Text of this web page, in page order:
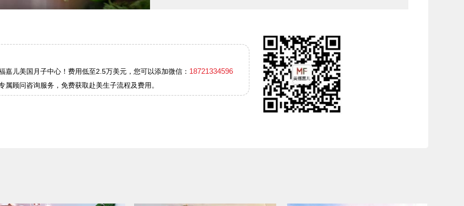
嘉儿美国月子中心！费用低至2.5万美元，您可以添加微信： 18721334596
属顾问咨询服务，免费获取赴美生子流程及费用。